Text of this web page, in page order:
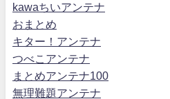
kawaちいアンテナ
おまとめ
キター！アンテナ
つべこアンテナ
まとめアンテナ100
無理難題アンテナ